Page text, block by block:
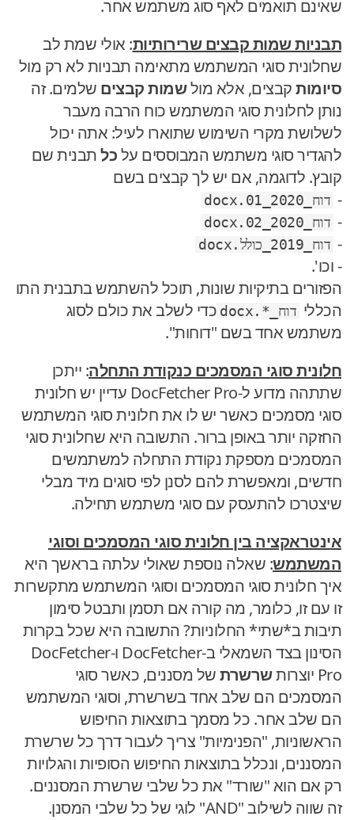
שאינם תואמים לאף סוג משתמש אחר.
תבניות שמות קבצים שרירותיות: אולי שמת לב
שחלונית סוגי המשתמש מתאימה תבניות לא רק מול
סיומותקבצים, אלא מולשמות קבצים שלמים. זה
נותן לחלונית סוגי המשתמש כוח הרבה מעבר
לשלושת מקרי השימוש שתוארו לעיל: אתה יכול
להגדיר סוגי משתמש המבוססים עלכלתבנית שם
קובץ. לדוגמה, אם יש לך קבצים בשם
- דוח_2020_01.docx
- דוח_2020_02.docx
- דוח_2019_כולל.docx
- וכו'.
הפזורים בתיקיות שונות, תוכל להשתמש בתבנית התו
הכללי דוח_*.docx
כדי לשלב את כולם לסוג
משתמש אחד בשם "דוחות".
חלונית סוגי המסמכים כנקודת התחלה: ייתכן
שתתהה מדוע ל-DocFetcher Pro עדיין יש חלונית
סוגי מסמכים כאשר יש לו את חלונית סוגי המשתמש
החזקה יותר באופן ברור. התשובה היא שחלונית סוגי
המסמכים מספקת נקודת התחלה למשתמשים
חדשים, ומאפשרת להם לסנן לפי סוגים מיד מבלי
שיצטרכו להתעסק עם סוגי משתמש תחילה.
אינטראקציה בין חלונית סוגי המסמכים וסוגי
המשתמש: שאלה נוספת שאולי עלתה בראשך היא
איך חלונית סוגי המסמכים וסוגי המשתמש מתקשרות
זו עם זו, כלומר, מה קורה אם תסמן ותבטל סימון
תיבות ב*שתי* החלוניות? התשובה היא שכל בקרות
הסינון בצד השמאלי ב-DocFetcher ו-DocFetcher
Pro יוצרות
שרשרתשל מסננים, כאשר סוגי
המסמכים הם שלב אחד בשרשרת, וסוגי המשתמש
הם שלב אחר. כל מסמך בתוצאות החיפוש
הראשוניות, "הפנימיות" צריך לעבור דרך כל שרשרת
המסננים, ונכלל בתוצאות החיפוש הסופיות והגלויות
רק אם הוא "שורד" את כל שלבי שרשרת המסננים.
זה שווה לשילוב "AND" לוגי של כל שלבי המסנן.